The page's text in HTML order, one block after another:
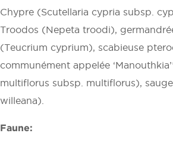
Chypre (Scutellaria cypria subsp.
Troodos (Nepeta troodi),
(Teucrium cyprium), scabieuse
communément appelée
multiflorus subsp. multiflorus),
willeana).
Faune: